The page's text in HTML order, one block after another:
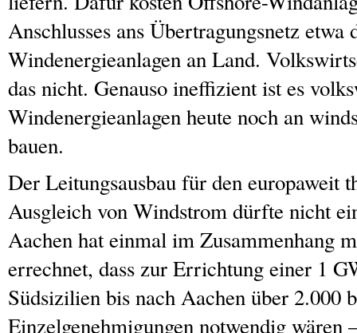
Anschlusses ans Übertragungsnetz etwa
Windenergieanlagen an Land.
das nicht. Genauso ineffizient ist es
Windenergieanlagen heute noch an
bauen.
Der Leitungsausbau für den europaweit
Ausgleich von Windstrom dürfte nicht
Aachen hat einmal im Zusammenhang
errechnet, dass zur Errichtung einer 1
Südsizilien bis nach Aachen über 2.000
Einzelgenehmigungen notwendig wären